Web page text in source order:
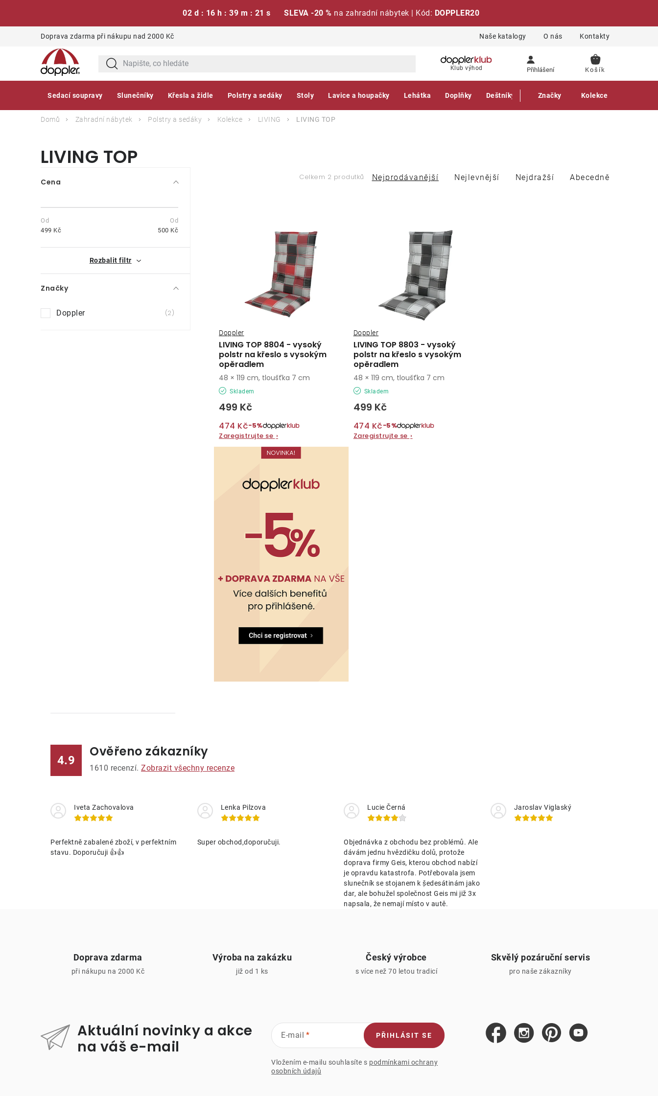
02 d : 16 h : 39 m : 21 s SLEVA -20 % na zahradní nábytek | Kód: DOPPLER20
Doprava zdarma při nákupu nad 2000 Kč Naše katalogy O nás Kontakty
Klub výhod Přihlášení
NÁKUPNÍ
Sedací soupravy Slunečníky Křesla a židle Polstry a sedáky Stoly Lavice a houpačky Lehátka Doplňky Deštníky Gastro produkty
Značky Kolekce
Domů Zahradní nábytek Polstry a sedáky Kolekce LIVING LIVING TOP
LIVING TOP
P
s
t
r
a
n
n
í
Cena
499 Kč 500 Kč
Rozbalit filtr
Značky
Doppler 2
Celkem 2 produtků
Ř
o
d
u
k
t
ů
Nejprodávanější Nejlevnější Nejdražší Abecedně
o
d
u
k
t
ů
LIVING TOP 8804 - vysoký
polstr na křeslo s vysokým
opěradlem
Doppler
Skladem
499 Kč
474 Kč−5%
Zaregistrujte se ›
48 × 119 cm, tloušťka 7 cm
LIVING TOP 8803 - vysoký
polstr na křeslo s vysokým
opěradlem
Doppler
Skladem
499 Kč
474 Kč−5%
Zaregistrujte se ›
48 × 119 cm, tloušťka 7 cm
á
a
c
p
p
4.9
Ověřeno zákazníky
1610 recenzí. Zobrazit všechny recenze
Iveta Zachovalova
Perfektně zabalené zboží, v perfektním
stavu. Doporučuji 👍👍
Lenka Pilzova
Super obchod,doporučuji.
Lucie Černá
Objednávka z obchodu bez problémů. Ale
dávám jednu hvězdičku dolů, protože
doprava firmy Geis, kterou obchod nabízí
je opravdu katastrofa. Potřebovala jsem
slunečník se stojanem k ṣ̌edesátinám jako
dar, ale bohužel společnost Geis mi již 3x
napsala, že nemají místo v autě.
Jaroslav Viglaský
Doprava zdarma
při nákupu na 2000 Kč
Výroba na zakázku
již od 1 ks
Český výrobce
s více než 70 letou tradicí
Skvělý pozáruční servis
pro naše zákazníky
Aktuální novinky a akce
na váš e-mail
E-mail
Vložením e-mailu souhlasíte s podmínkami ochrany
osobních údajů
PŘIHLÁSIT SE